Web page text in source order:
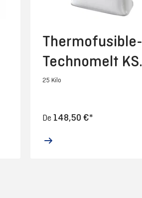
Thermofusible-
Technomelt KS
351-25 Kg
25 Kilo
De 148,50 €*